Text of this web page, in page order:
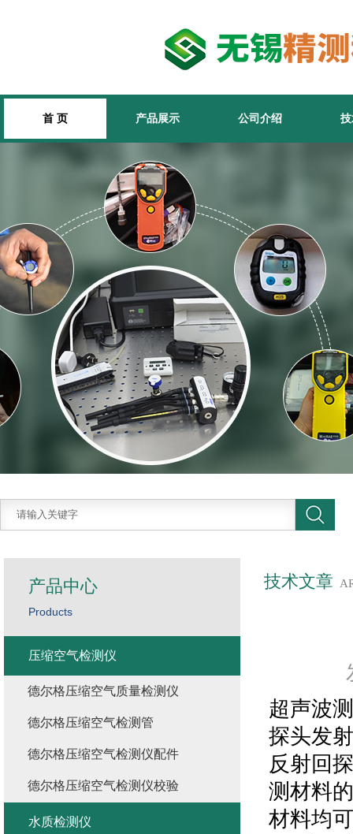
首 页 产品展示 公司介绍
技术文章
超声波
探头发
反射回
测材料
材料均
产品中心
Products
压缩空气检测仪
德尔格压缩空气质量检测仪
德尔格压缩空气检测管
德尔格压缩空气检测仪配件
德尔格压缩空气检测仪校验
水质检测仪